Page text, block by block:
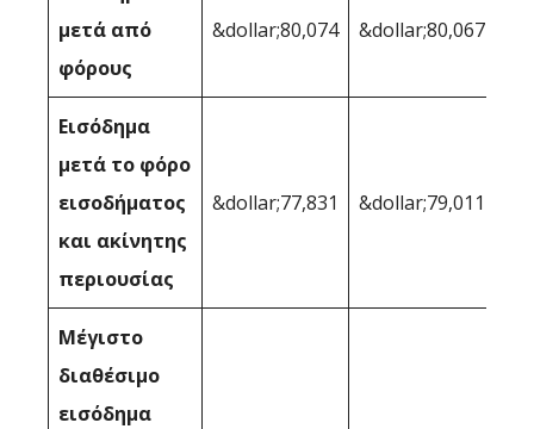
μετά από
φόρους
&dollar;80,074 &dollar;80,067
Εισόδημα
μετά το φόρο
εισοδήματος
και ακίνητης
περιουσίας
&dollar;77,831 &dollar;79,011
Μέγιστο
διαθέσιμο
εισόδημα